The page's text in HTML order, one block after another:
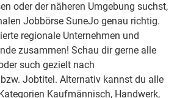
oder der näheren Umgebung suchst,
Jobbörse SuneJo genau richtig.
regionale Unternehmen und
zusammen! Schau dir gerne alle
such gezielt nach
Jobtitel. Alternativ kannst du alle
Kaufmännisch, Handwerk,